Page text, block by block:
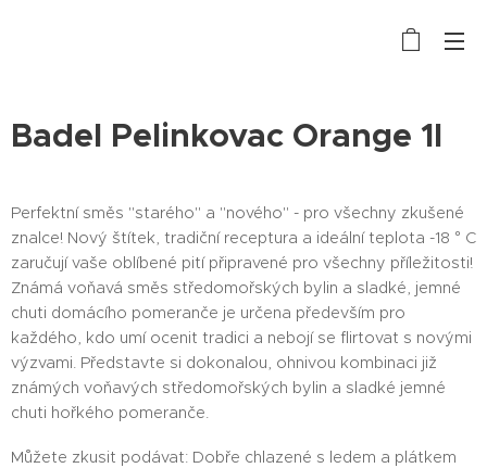
Badel Pelinkovac Orange 1l
Perfektní směs "starého" a "nového" - pro všechny zkušené
znalce! Nový štítek, tradiční receptura a ideální teplota -18 ° C
zaručují vaše oblíbené pití připravené pro všechny příležitosti!
Známá voňavá směs středomořských bylin a sladké, jemné
chuti domácího pomeranče je určena především pro
každého, kdo umí ocenit tradici a nebojí se flirtovat s novými
výzvami. Představte si dokonalou, ohnivou kombinaci již
známých voňavých středomořských bylin a sladké jemné
chuti hořkého pomeranče.
Můžete zkusit podávat: Dobře chlazené s ledem a plátkem